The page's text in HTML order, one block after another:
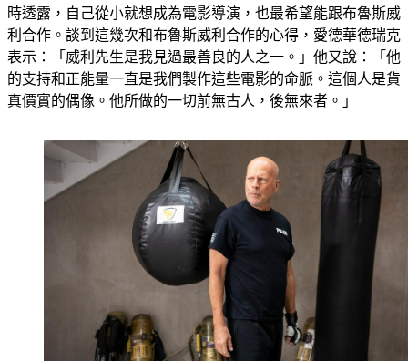
時透露，自己從小就想成為電影導演，也最希望能跟布魯斯威
利合作。談到這幾次和布魯斯威利合作的心得，愛德華德瑞克
表示：「威利先生是我見過最善良的人之一。」他又說：「他
的支持和正能量一直是我們製作這些電影的命脈。這個人是貨
真價實的偶像。他所做的一切前無古人，後無來者。」